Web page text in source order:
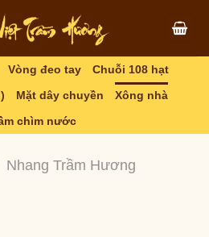
Vòng đeo tay
Chuỗi 108 hạt
Mặt dây chuyền
Xông nhà
chìm nước
Nhang Trầm Hương